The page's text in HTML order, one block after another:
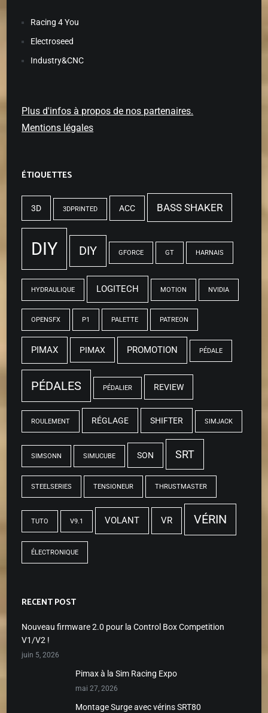
Racing 4 You
Electroseed
Industry&CNC
Plus d'infos à propos de nos partenaires.
Mentions légales
ÉTIQUETTES
3D 3DPRINTED ACC BASS SHAKER
DIY DIY GFORCE GT HARNAIS
HYDRAULIQUE LOGITECH MOTION NVIDIA
OPENSFX P1 PALETTE PATREON
PIMAX PIMAX PROMOTION PÉDALE
PÉDALES PÉDALIER REVIEW
ROULEMENT RÉGLAGE SHIFTER SIMJACK
SIMSONN SIMUCUBE SON SRT
STEELSERIES TENSIONEUR THRUSTMASTER
TUTO V9.1 VOLANT VR VÉRIN
ÉLECTRONIQUE
RECENT POST
Nouveau firmware 2.0 pour la Control Box Competition
V1/V2 !
juin 5, 2026
Pimax à la Sim Racing Expo
mai 27, 2026
Montage Surge avec vérins SRT80